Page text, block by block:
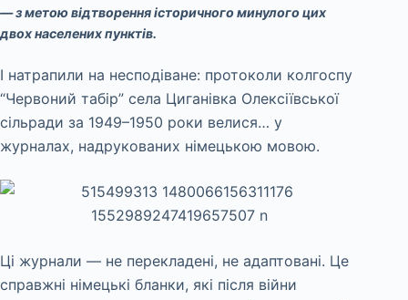
— з метою відтворення історичного минулого цих
двох населених пунктів.
І натрапили на несподіване: протоколи колгоспу
“Червоний табір” села Циганівка Олексіївської
сільради за 1949–1950 роки велися… у
журналах, надрукованих німецькою мовою.
Ці журнали — не перекладені, не адаптовані. Це
справжні німецькі бланки, які після війни